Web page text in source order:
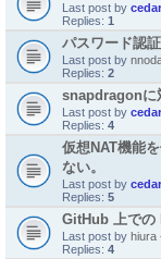
Last post by cedar
Replies: 1
パスワード認
Last post by
Replies: 2
snapdragonに
Last post by cedar
Replies: 4
仮想NAT機能
ない。
Last post by cedar
Replies: 5
GitHub 上での
Last post by hiura
Replies: 4